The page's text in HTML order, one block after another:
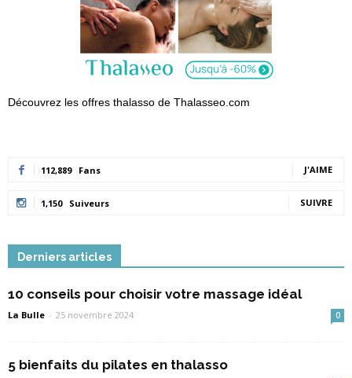
Découvrez les offres thalasso de Thalasseo.com
112,889 Fans J'AIME
1,150 Suiveurs SUIVRE
Derniers articles
10 conseils pour choisir votre massage idéal
La Bulle - 25 novembre 2024 0
5 bienfaits du pilates en thalasso